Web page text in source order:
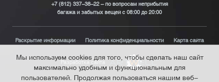
+7 (812) 337-38-22 – по вопросам неприбытия
багажа и забытых вещей с 08:00 до 20:00
Раскрытие информации Политика конфиденциальности Карта сайта
Разработка сайта
Мы используем cookies для того, чтобы сделать наш сайт
максимально удобным и функциональным для
пользователей. Продолжая пользоваться нашим веб-